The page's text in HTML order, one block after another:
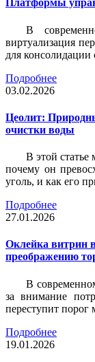
Платформы
В
виртуализация
для консолидации
Подробнее
03.02.2026
Цеолит:
очистки воды
В этой статье
почему он
уголь, и как его
Подробнее
27.01.2026
Оклейка витрин
преображению
В
за внимание
переступит порог
Подробнее
19.01.2026